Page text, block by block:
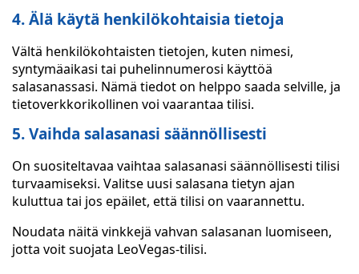
4. Älä käytä henkilökohtaisia tietoja
Vältä henkilökohtaisten tietojen, kuten nimesi,
syntymäaikasi tai puhelinnumerosi käyttöä
salasanassasi. Nämä tiedot on helppo saada selville, ja
tietoverkkorikollinen voi vaarantaa tilisi.
5. Vaihda salasanasi säännöllisesti
On suositeltavaa vaihtaa salasanasi säännöllisesti tilisi
turvaamiseksi. Valitse uusi salasana tietyn ajan
kuluttua tai jos epäilet, että tilisi on vaarannettu.
Noudata näitä vinkkejä vahvan salasanan luomiseen,
jotta voit suojata LeoVegas-tilisi.